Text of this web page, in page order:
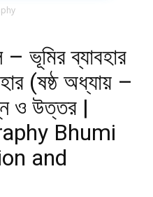
ভূমির ব্যাবহার
(ষষ্ঠ অধ্যায় –
ও উত্তর |
Bhumi
and